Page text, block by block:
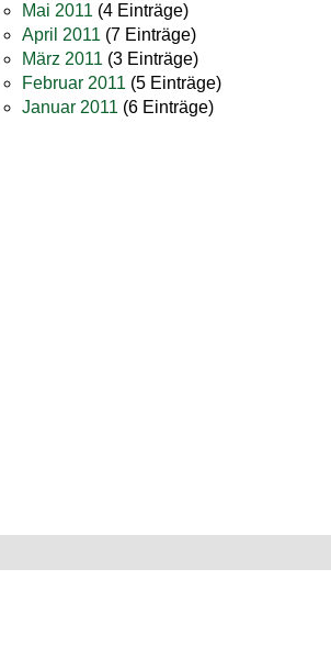
Mai 2011 (4 Einträge)
April 2011 (7 Einträge)
März 2011 (3 Einträge)
Februar 2011 (5 Einträge)
Januar 2011 (6 Einträge)